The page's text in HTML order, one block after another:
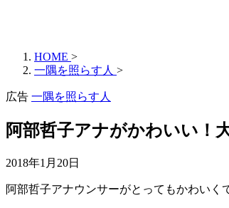
HOME >
一隅を照らす人 >
広告 一隅を照らす人
阿部哲子アナがかわいい！
2018年1月20日
阿部哲子アナウンサーがとってもかわいく